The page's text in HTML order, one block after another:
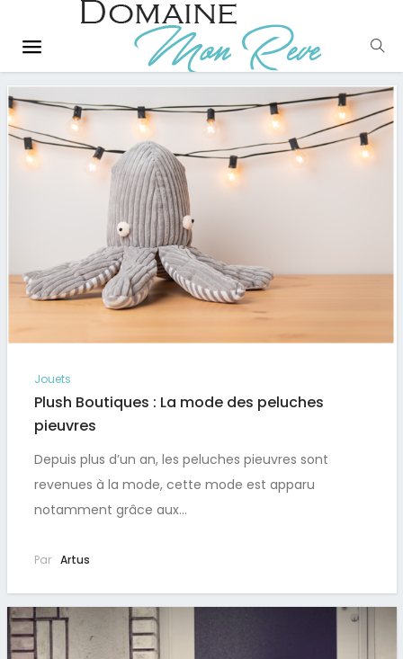
Jouets
Plush Boutiques : La mode des peluches
pieuvres
Depuis plus d’un an, les peluches pieuvres sont
revenues à la mode, cette mode est apparu
notamment grâce aux…
Par Artus